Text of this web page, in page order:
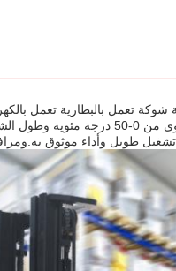
شوكة تعمل بالبطارية تعمل